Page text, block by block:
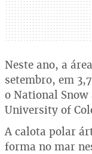
Neste ano, a
setembro, em
o National Snow
University of
A calota polar
forma no mar